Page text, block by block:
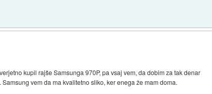
kupil rajše Samsunga 970P, pa vsaj vem, da dobim za tak denar
vem da ma kvalitetno sliko, ker enega že mam doma.